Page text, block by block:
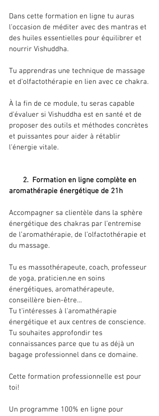
Dans cette formation en ligne tu auras
l'occasion de méditer avec des mantras et
des huiles essentielles pour équilibrer et
nourrir Vishuddha.
Tu apprendras une technique de massage
et d'olfactothérapie en lien avec ce chakra.
À la fin de ce module, tu seras capable
d'évaluer si Vishuddha est en santé et de
proposer des outils et méthodes concrètes
et puissantes pour aider à rétablir
l'énergie vitale.
aromathérapie énergétique de 21h
Accompagner sa clientèle dans la sphère
énergétique des chakras par l’entremise
de l’aromathérapie, de l’olfactothérapie et
du massage.
Tu es massothérapeute, coach, professeur
de yoga, praticien.ne en soins
énergétiques, aromathérapeute,
conseillère bien-être…
Tu t'intéresses à l'aromathérapie
énergétique et aux centres de conscience.
Tu souhaites approfondir tes
connaissances parce que tu as déjà un
bagage professionnel dans ce domaine.
Cette formation professionnelle est pour
toi!
Un programme 100% en ligne pour